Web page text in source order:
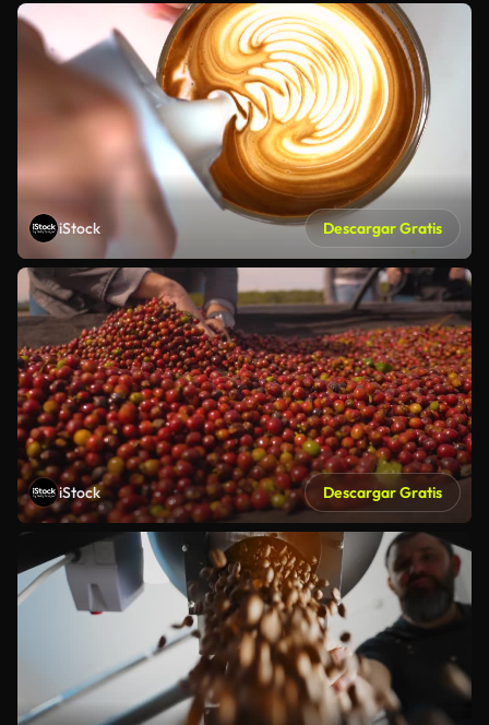
iStock Descargar Gratis
iStock Descargar Gratis